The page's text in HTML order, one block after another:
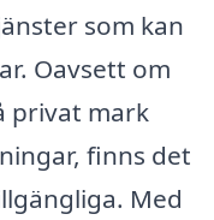
som kan
Oavsett om
privat mark
finns det
Med